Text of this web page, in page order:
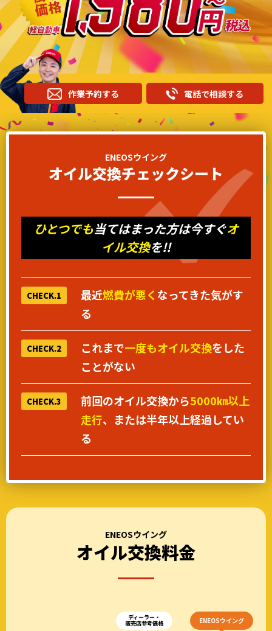
作業予約する 電話で相談する
ENEOSウイング
オイル交換チェックシート
ひとつでも当てはまった方は今すぐオ
イル交換を!!
CHECK.1 最近燃費が悪く なってきた気がす
る
CHECK.2 これまで一度もオイル交換をした
ことがない
CHECK.3 前回のオイル交換から5000㎞以上
走行、または半年以上経過してい
る
ENEOSウイング
オイル交換料金
ディーラー・
販売店参考価格 ENEOSウイング